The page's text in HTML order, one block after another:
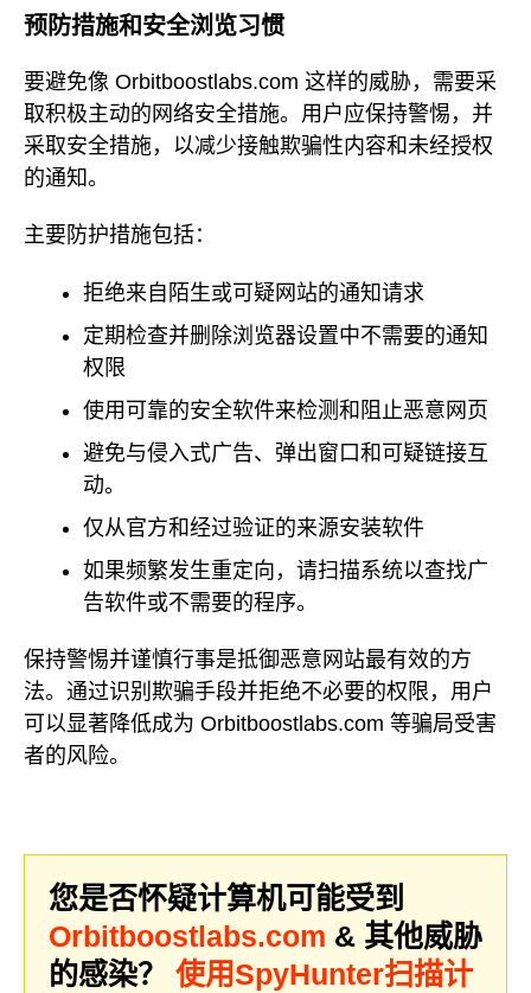
预防措施和安全浏览习惯
要避免像 Orbitboostlabs.com 这样的威胁，需要采
取积极主动的网络安全措施。用户应保持警惕，并
采取安全措施，以减少接触欺骗性内容和未经授权
的通知。
主要防护措施包括：
拒绝来自陌生或可疑网站的通知请求
定期检查并删除浏览器设置中不需要的通知
权限
使用可靠的安全软件来检测和阻止恶意网页
避免与侵入式广告、弹出窗口和可疑链接互
动。
仅从官方和经过验证的来源安装软件
如果频繁发生重定向，请扫描系统以查找广
告软件或不需要的程序。
保持警惕并谨慎行事是抵御恶意网站最有效的方
法。通过识别欺骗手段并拒绝不必要的权限，用户
可以显著降低成为 Orbitboostlabs.com 等骗局受害
者的风险。
您是否怀疑计算机可能受到
Orbitboostlabs.com & 其他威胁
的感染？ 使用SpyHunter扫描计